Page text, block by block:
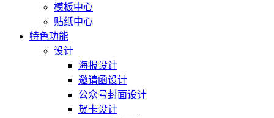
模板中心
贴纸中心
特色功能
设计
海报设计
邀请函设计
公众号封面设计
贺卡设计